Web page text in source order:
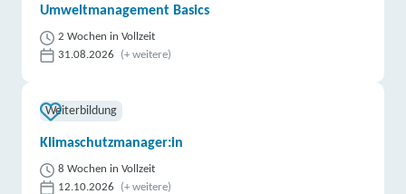
Umweltmanagement Basics
2 Wochen in Vollzeit
31.08.2026
(+ weitere)
Weiterbildung
Klimaschutzmanager:in
8 Wochen in Vollzeit
12.10.2026
(+ weitere)